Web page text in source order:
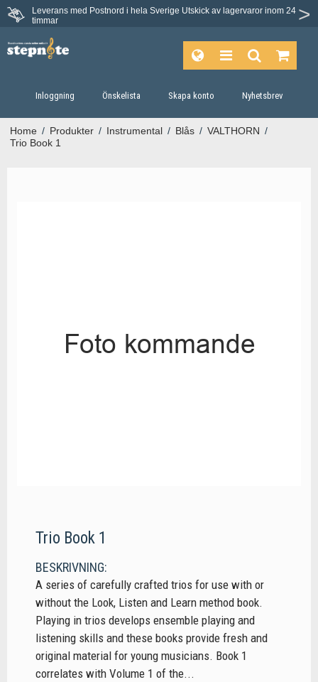
Leverans med Postnord i hela Sverige Utskick av lagervaror inom 24
timmar
Inloggning Önskelista Skapa konto Nyhetsbrev
Home / Produkter / Instrumental / Blås / VALTHORN /
Trio Book 1
Trio Book 1
BESKRIVNING:
A series of carefully crafted trios for use with or
without the Look, Listen and Learn method book.
Playing in trios develops ensemble playing and
listening skills and these books provide fresh and
original material for young musicians. Book 1
correlates with Volume 1 of the...